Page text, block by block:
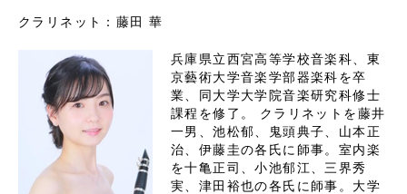
クラリネット：藤田 華
兵庫県立西宮高等学校音楽科、東
京藝術大学音楽学部器楽科を卒
業、同大学大学院音楽研究科修士
課程を修了。 クラリネットを藤井
一男、池松郁、鬼頭典子、山本正
治、伊藤圭の各氏に師事。室内楽
を十亀正司、小池郁江、三界秀
実、津田裕也の各氏に師事。大学